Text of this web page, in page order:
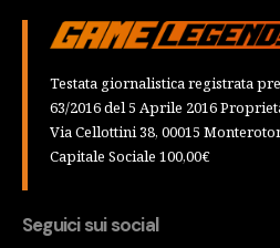
Testata giornalistica registrata
63/2016 del 5 Aprile 2016
Via Cellottini 38, 00015
Capitale Sociale 100,00€
Seguici sui social